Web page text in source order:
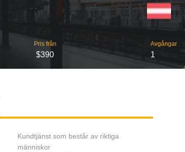
Pris från
$390
Avgångar
1
Kundtjänst som består av riktiga
människor